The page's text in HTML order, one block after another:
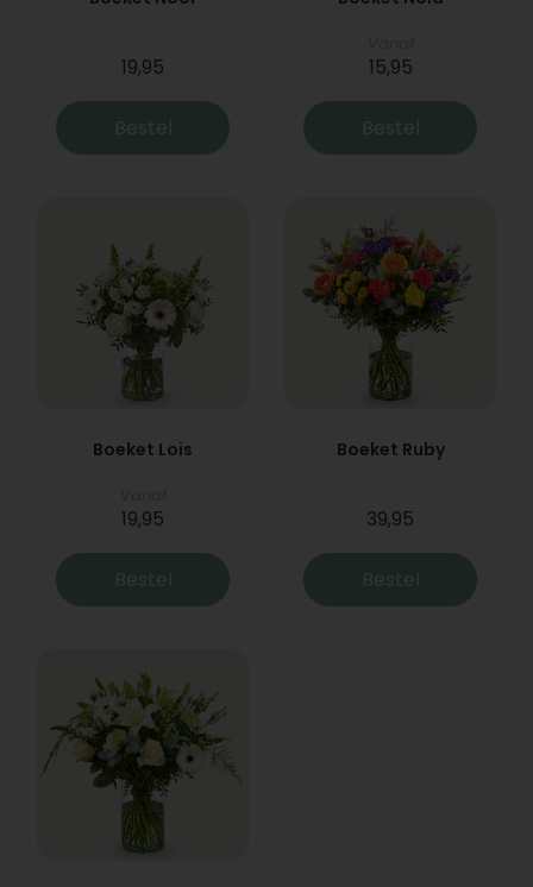
19,95
Bestel
15,95
Bestel
Boeket Lois
19,95
Bestel
Boeket Ruby
39,95
Bestel